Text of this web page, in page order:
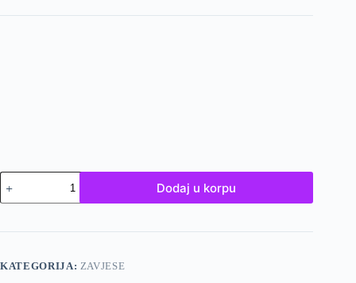
Zavjesa
Belizade
količina
Dodaj u korpu
KATEGORIJA: ZAVJESE